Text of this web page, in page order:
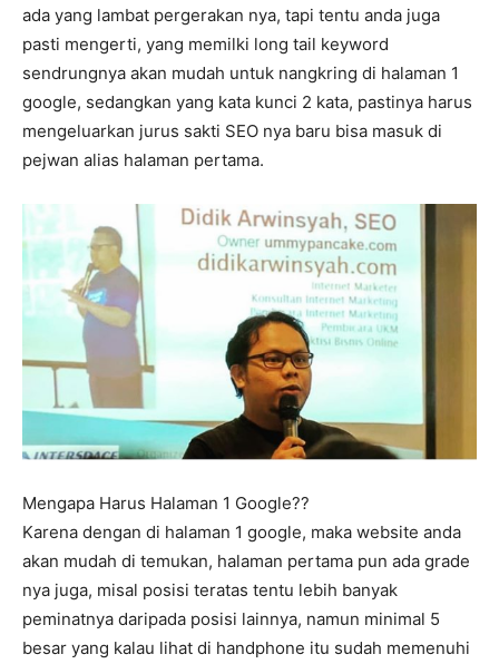
ada yang lambat pergerakan nya, tapi tentu anda juga
pasti mengerti, yang memilki long tail keyword
sendrungnya akan mudah untuk nangkring di halaman 1
google, sedangkan yang kata kunci 2 kata, pastinya harus
mengeluarkan jurus sakti SEO nya baru bisa masuk di
pejwan alias halaman pertama.
Mengapa Harus Halaman 1 Google??
Karena dengan di halaman 1 google, maka website anda
akan mudah di temukan, halaman pertama pun ada grade
nya juga, misal posisi teratas tentu lebih banyak
peminatnya daripada posisi lainnya, namun minimal 5
besar yang kalau lihat di handphone itu sudah memenuhi